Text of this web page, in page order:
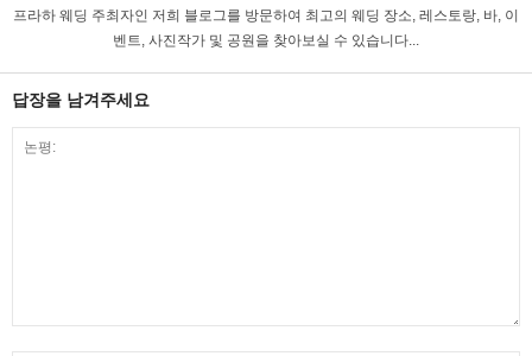
프라하 웨딩 주최자인 저희 블로그를 방문하여 최고의 웨딩 장소, 레스토랑, 바, 이
벤트, 사진작가 및 공원을 찾아보실 수 있습니다...
답장을 남겨주세요